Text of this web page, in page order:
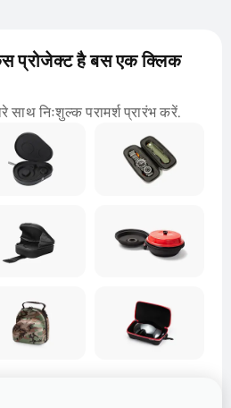
प्रोजेक्ट है बस एक क्लिक
साथ निःशुल्क परामर्श प्रारंभ करें.